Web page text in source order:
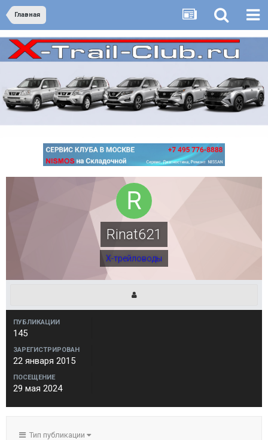
Главная
Rinat621
Х-трейловоды
ПУБЛИКАЦИИ
145
ЗАРЕГИСТРИРОВАН
22 января 2015
ПОСЕЩЕНИЕ
29 мая 2024
Тип публикации